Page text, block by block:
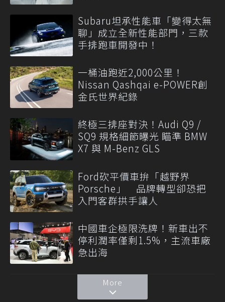
Subaru坦承性能車「變得太無
聊」成立全新性能部門，三款
手排跑車開發中！
一桶油跑近2,000公里！
Nissan Qashqai e-POWER創
金氏世界紀錄
終極三排座對決！Audi Q9 /
SQ9 規格細節曝光 瞄準 BMW
X7 與 M-Benz GLS
Ford砍平價車拚「越野界
Porsche」 品牌轉型卻恐把
入門客群拱手讓人
中國車企極限洗牌！新車出不
停利潤率僅剩1.5%，主流車廠
急出海
More